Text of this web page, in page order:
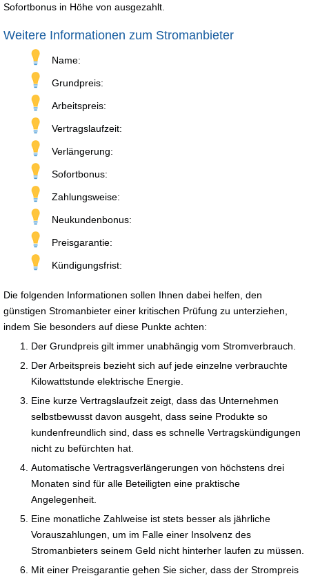
Sofortbonus in Höhe von ausgezahlt.
Weitere Informationen zum Stromanbieter
Name:
Grundpreis:
Arbeitspreis:
Vertragslaufzeit:
Verlängerung:
Sofortbonus:
Zahlungsweise:
Neukundenbonus:
Preisgarantie:
Kündigungsfrist:
Die folgenden Informationen sollen Ihnen dabei helfen, den
günstigen Stromanbieter einer kritischen Prüfung zu unterziehen,
indem Sie besonders auf diese Punkte achten:
Der Grundpreis gilt immer unabhängig vom Stromverbrauch.
Der Arbeitspreis bezieht sich auf jede einzelne verbrauchte
Kilowattstunde elektrische Energie.
Eine kurze Vertragslaufzeit zeigt, dass das Unternehmen
selbstbewusst davon ausgeht, dass seine Produkte so
kundenfreundlich sind, dass es schnelle Vertragskündigungen
nicht zu befürchten hat.
Automatische Vertragsverlängerungen von höchstens drei
Monaten sind für alle Beteiligten eine praktische
Angelegenheit.
Eine monatliche Zahlweise ist stets besser als jährliche
Vorauszahlungen, um im Falle einer Insolvenz des
Stromanbieters seinem Geld nicht hinterher laufen zu müssen.
Mit einer Preisgarantie gehen Sie sicher, dass der Strompreis